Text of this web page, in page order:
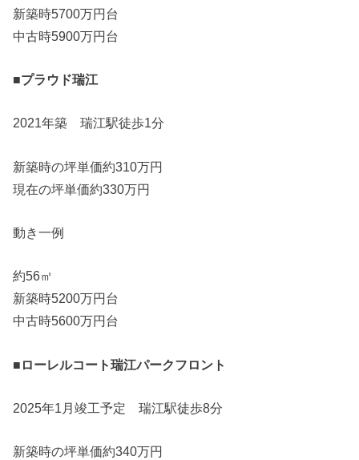
新築時5700万円台
中古時5900万円台
■プラウド瑞江
2021年築 瑞江駅徒歩1分
新築時の坪単価約310万円
現在の坪単価約330万円
動き一例
約56㎡
新築時5200万円台
中古時5600万円台
■ローレルコート瑞江パークフロント
2025年1月竣工予定 瑞江駅徒歩8分
新築時の坪単価約340万円